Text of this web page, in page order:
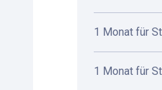
1 Monat für
1 Monat für